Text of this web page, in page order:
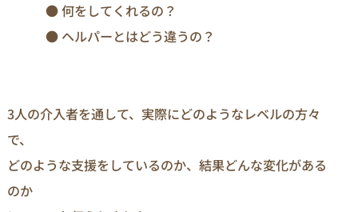
● 何をしてくれるの？
● ヘルパーとはどう違うの？
3人の介入者を通して、実際にどのようなレベルの方々
で、
どのような支援をしているのか、結果どんな変化がある
のか